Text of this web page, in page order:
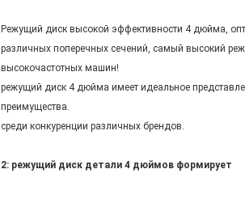
Режущий диск высокой эффективности 4 дюйма,
различных поперечных сечений, самый высокий
высокочастотных машин!
режущий диск 4 дюйма имеет идеальное
преимущества.
среди конкуренции различных брендов.
2: режущий диск детали 4 дюймов формирует